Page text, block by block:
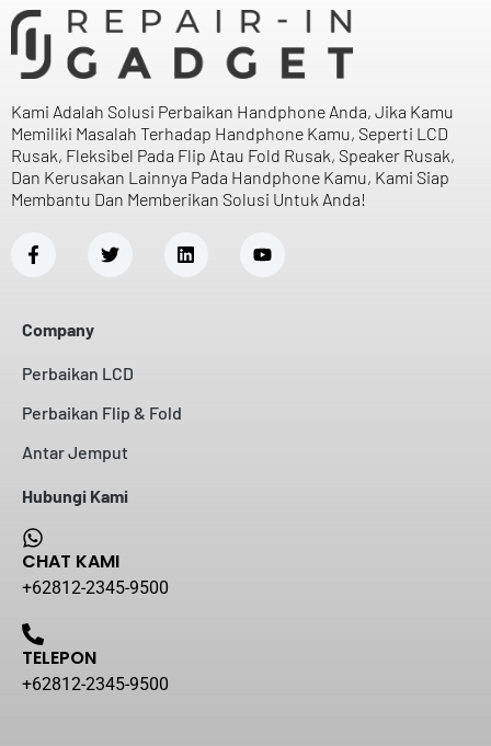
Kami Adalah Solusi Perbaikan Handphone Anda, Jika Kamu
Memiliki Masalah Terhadap Handphone Kamu, Seperti LCD
Rusak, Fleksibel Pada Flip Atau Fold Rusak, Speaker Rusak,
Dan Kerusakan Lainnya Pada Handphone Kamu, Kami Siap
Membantu Dan Memberikan Solusi Untuk Anda!
Company
Perbaikan LCD
Perbaikan Flip & Fold
Antar Jemput
Hubungi Kami
CHAT KAMI
+62812-2345-9500
TELEPON
+62812-2345-9500